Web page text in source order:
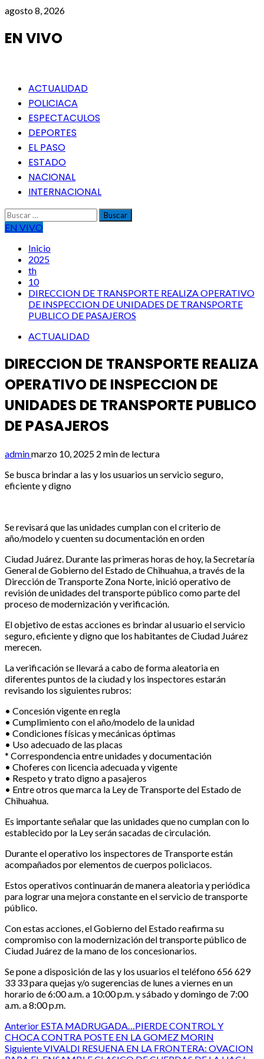
Saltar
contenido
agosto 8, 2026
EN VIVO
Menú
principal
ACTUALIDAD
POLICIACA
ESPECTACULOS
DEPORTES
EL PASO
ESTADO
NACIONAL
INTERNACIONAL
Buscar:
EN VIVO
Inicio
2025
th
10
DIRECCION DE TRANSPORTE REALIZA OPERATIVO
DE INSPECCION DE UNIDADES DE TRANSPORTE
PUBLICO DE PASAJEROS
ACTUALIDAD
DIRECCION DE TRANSPORTE REALIZA
OPERATIVO DE INSPECCION DE
UNIDADES DE TRANSPORTE PUBLICO
DE PASAJEROS
adminmarzo 10, 2025 2 min de lectura
Se busca brindar a las y los usuarios un servicio seguro,
eficiente y digno
Se revisará que las unidades cumplan con el criterio de
año/modelo y cuenten su documentación en orden
Ciudad Juárez. Durante las primeras horas de hoy, la Secretaría
General de Gobierno del Estado de Chihuahua, a través de la
Dirección de Transporte Zona Norte, inició operativo de
revisión de unidades del transporte público como parte del
proceso de modernización y verificación.
El objetivo de estas acciones es brindar al usuario el servicio
seguro, eficiente y digno que los habitantes de Ciudad Juárez
merecen.
La verificación se llevará a cabo de forma aleatoria en
diferentes puntos de la ciudad y los inspectores estarán
revisando los siguientes rubros:
• Concesión vigente en regla
• Cumplimiento con el año/modelo de la unidad
• Condiciones físicas y mecánicas óptimas
• Uso adecuado de las placas
* Correspondencia entre unidades y documentación
• Choferes con licencia adecuada y vigente
• Respeto y trato digno a pasajeros
• Entre otros que marca la Ley de Transporte del Estado de
Chihuahua.
Es importante señalar que las unidades que no cumplan con lo
establecido por la Ley serán sacadas de circulación.
Durante el operativo los inspectores de Transporte están
acompañados por elementos de cuerpos policiacos.
Estos operativos continuarán de manera aleatoria y periódica
para lograr una mejora constante en el servicio de transporte
público.
Con estas acciones, el Gobierno del Estado reafirma su
compromiso con la modernización del transporte público de
Ciudad Juárez de la mano de los concesionarios.
Se pone a disposición de las y los usuarios el teléfono 656 629
33 33 para quejas y/o sugerencias de lunes a viernes en un
horario de 6:00 a.m. a 10:00 p.m. y sábado y domingo de 7:00
a.m. a 8:00 p.m.
Post
navigation
Anterior ESTA MADRUGADA…PIERDE CONTROL Y
CHOCA CONTRA POSTE EN LA GOMEZ MORIN
SiguienteVIVALDI RESUENA EN LA FRONTERA: OVACION